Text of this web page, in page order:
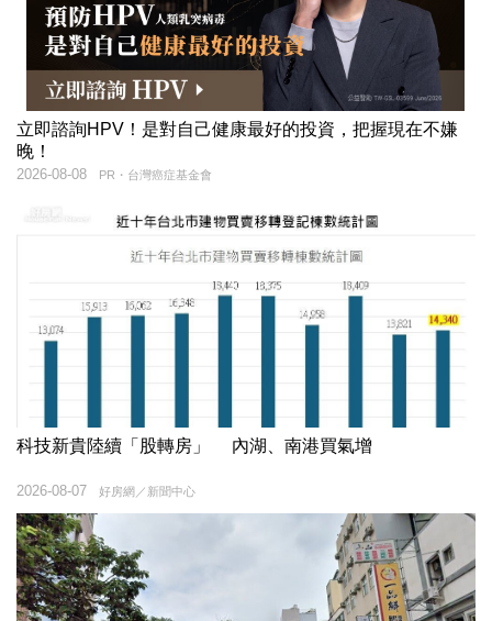
立即諮詢HPV！是對自己健康最好的投資，把握現在不嫌
晚！
PR・台灣癌症基金會
2026-08-08
科技新貴陸續「股轉房」 內湖、南港買氣增
好房網／新聞中心
2026-08-07